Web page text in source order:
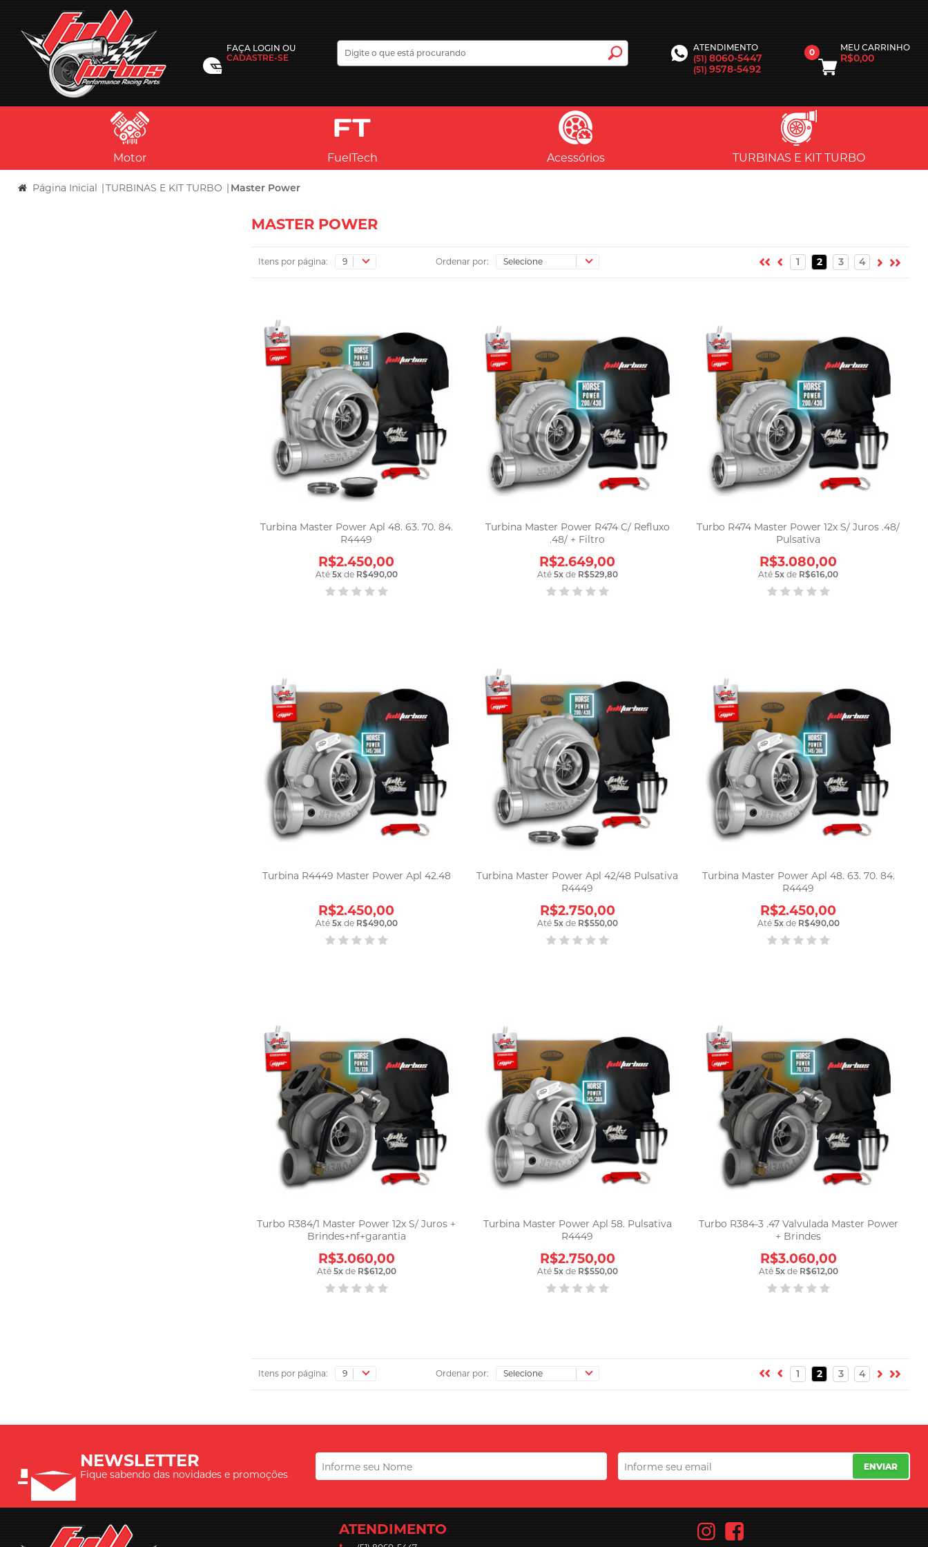
FAÇA LOGIN OU
CADASTRE-SE
ATENDIMENTO
(51) 8060-5447
(51) 9578-5492
0 MEU CARRINHO
R$0,00
Motor FuelTech Acessórios TURBINAS E KIT TURBO
Página Inicial |TURBINAS E KIT TURBO | Master Power
MASTER POWER
Itens por página: Ordenar por: 1 2 3 4
Turbina Master Power Apl 48. 63. 70. 84.
R4449
R$2.450,00
Até 5xde R$490,00
Turbina Master Power R474 C/ Refluxo
.48/ + Filtro
R$2.649,00
Até 5xde R$529,80
Turbo R474 Master Power 12x S/ Juros .48/
Pulsativa
R$3.080,00
Até 5x de R$616,00
Turbina R4449 Master Power Apl 42.48
R$2.450,00
Até 5xde R$490,00
Turbina Master Power Apl 42/48 Pulsativa
R4449
R$2.750,00
Até 5xde R$550,00
Turbina Master Power Apl 48. 63. 70. 84.
R4449
R$2.450,00
Até 5xde R$490,00
Turbo R384/1 Master Power 12x S/ Juros +
Brindes+nf+garantia
R$3.060,00
Até 5xde R$612,00
Turbina Master Power Apl 58. Pulsativa
R4449
R$2.750,00
Até 5xde R$550,00
Turbo R384-3 .47 Valvulada Master Power
+ Brindes
R$3.060,00
Até 5xde R$612,00
Itens por página: Ordenar por: 1 2 3 4
NEWSLETTER
Fique sabendo das novidades e promoções
ENVIAR
ATENDIMENTO